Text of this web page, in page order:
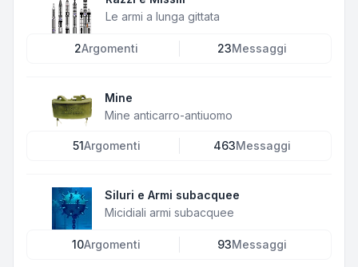
Le armi a lunga gittata
2Argomenti 23Messaggi
Mine
Mine anticarro-antiuomo
51Argomenti 463Messaggi
Siluri e Armi subacquee
Micidiali armi subacquee
10Argomenti 93Messaggi